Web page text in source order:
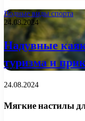
Водные виды спорта
24.08.2024
Надувные
туризма и
24.08.2024
Мягкие настилы